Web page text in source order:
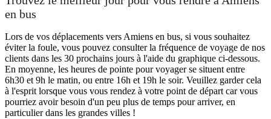
en bus
Lors de vos déplacements vers Amiens en bus, si vous souhaitez
éviter la foule, vous pouvez consulter la fréquence de voyage de nos
clients dans les 30 prochains jours à l'aide du graphique ci-dessous.
En moyenne, les heures de pointe pour voyager se situent entre
6h30 et 9h le matin, ou entre 16h et 19h le soir. Veuillez garder cela
à l'esprit lorsque vous vous rendez à votre point de départ car vous
pourriez avoir besoin d'un peu plus de temps pour arriver, en
particulier dans les grandes villes !